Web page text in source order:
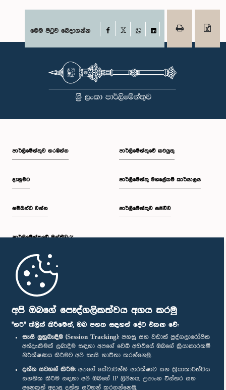
අපි ඔබගේ පෞද්ගලිකත්වය අගය කරමු
"හරි" ක්ලික් කිරීමෙන්, ඔබ පහත සඳහන් දේට එකඟ වේ:
සැසි ලුහුබැඳීම (Session Tracking): පහසු සහ වඩාත් පුද්ගලාරෝපිත
අත්දැකීමක් ලබාදීම සඳහා අපගේ වෙබ් අඩවියේ ඔබගේ ක්‍රියාකාරකම්
නිරීක්ෂණය කිරීමට අපි සැසි භාවිතා කරන්නෙමු.
දත්ත සටහන් කිරීම: අපගේ සේවාවන්හි ආරක්ෂාව සහ ක්‍රියාකාරීත්වය
සහතික කිරීම සඳහා අපි ඔබගේ IP ලිපිනය, උපාංග විස්තර සහ
අනෙකුත් අදාළ දත්ත සටහන් කරගන්නෙමු.
මෙම පිටුව බෙදාගන්න Facebook
WhatsAppLinkedIn
පාර්ලි‌මේන්තුව නරඹන්න
දැනුමට
සම්බන්ධ වන්න
පාර්ලි‌මේන්තුවේ මන්ත්‍රීවරු
මුල් පිටුව
පාර්ලිමේන්තුවේ කටයුතු
පාර්ලිමේන්තු මහලේකම් කාර්යාලය
පාර්ලිමේන්තුව සජීවීව
පාර්ලිමේන්තු ජංගම යෙදුම
අප හා සම්බන්ධ වී සිටින්න :